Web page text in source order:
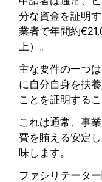
分な資金を証明
業者で年間約
上）。
主な要件の一つ
に自分自身を扶
ことを証明するこ
これは通常、事
費を賄える安定
味します。
ファシリテータ